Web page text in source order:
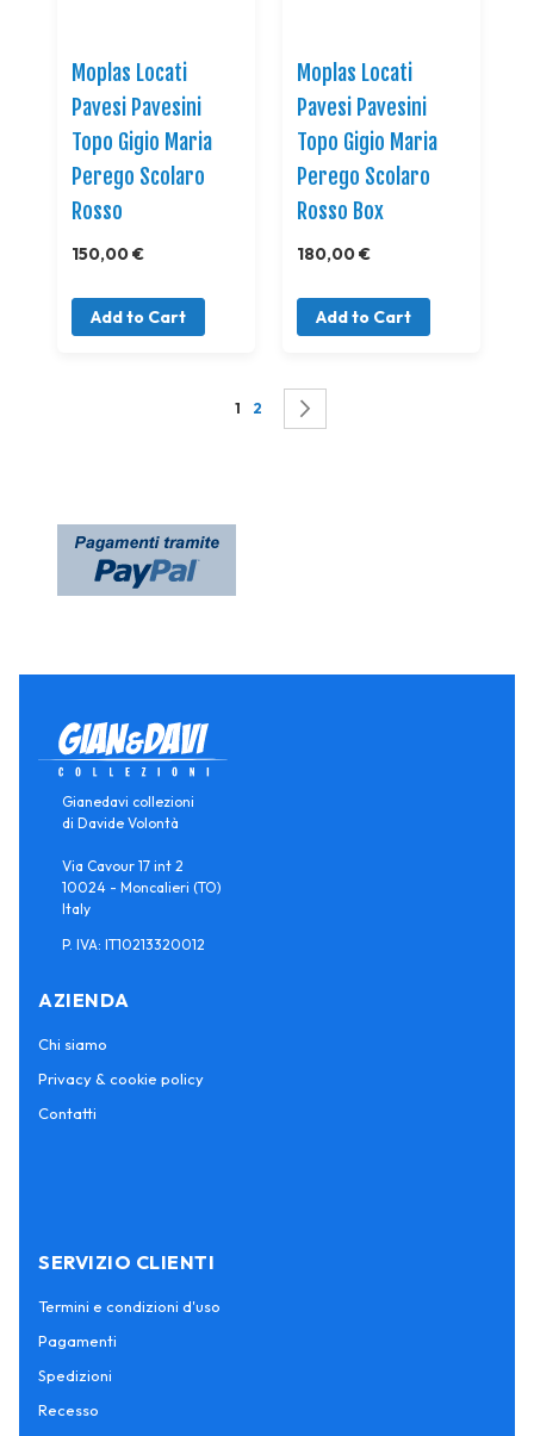
Moplas Locati
Pavesi Pavesini
Topo Gigio Maria
Perego Scolaro
Rosso
150,00 €
Add to Cart
Moplas Locati
Pavesi Pavesini
Topo Gigio Maria
Perego Scolaro
Rosso Box
180,00 €
Add to Cart
Page
You're currently reading page
1 Page
2
Gianedavi collezioni
di Davide Volontà
Via Cavour 17 int 2
10024 - Moncalieri (TO)
Italy
P. IVA: IT10213320012
AZIENDA
Chi siamo
Privacy & cookie policy
Contatti
SERVIZIO CLIENTI
Termini e condizioni d'uso
Pagamenti
Spedizioni
Recesso